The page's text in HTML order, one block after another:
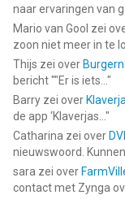
naar ervaringen van
Mario van Gool zei
zoon niet meer in te
Thijs zei over
bericht ""Er is iets... "
Barry zei over
de app ‘Klaverjas... "
Catharina zei over
nieuwswoord.
sara zei over
contact met Zynga